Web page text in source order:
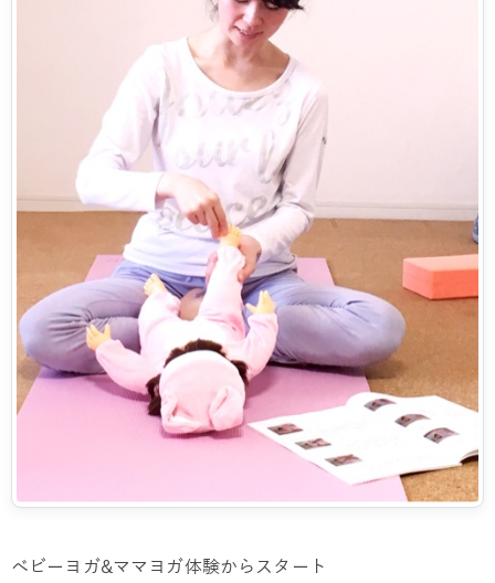
ベビーヨガ&ママヨガ体験からスタート